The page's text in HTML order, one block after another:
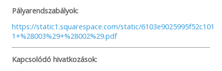
Pályarendszabályok:
https://static1.squarespace.com/static/
1+%28003%29+%28002%29.pdf
Kapcsolódó hivatkozások: